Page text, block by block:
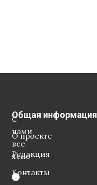
С
нами
все
ясно
Общая информация
О проекте
Редакция
Контакты